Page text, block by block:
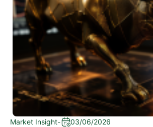
Market Insight-
03/06/2026